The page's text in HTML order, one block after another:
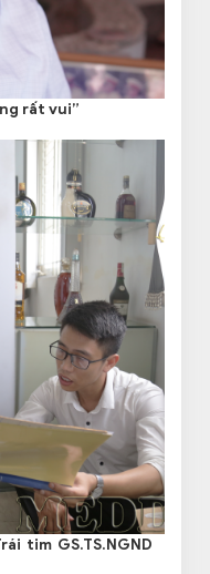
rất vui”
tim GS.TS.NGND